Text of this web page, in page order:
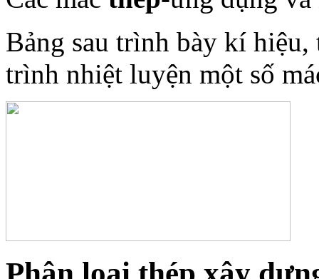
Bảng sau trình bày kí
trình nhiệt luyện một số